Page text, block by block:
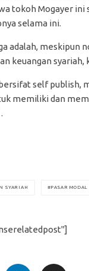
tokoh Mogayer
selama ini.
adalah, meskipun
keuangan
self publish,
memiliki dan
SYARIAH PASAR MODAL